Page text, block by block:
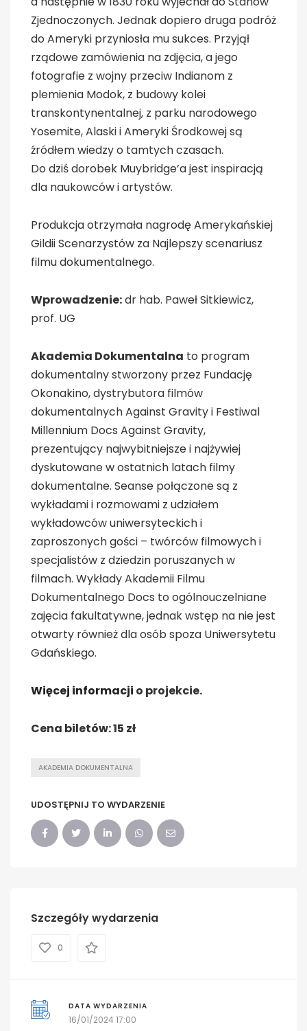
Zjednoczonych. Jednak dopiero druga podróż
do Ameryki przyniosła mu sukces. Przyjął
rządowe zamówienia na zdjęcia, a jego
fotografie z wojny przeciw Indianom z
plemienia Modok, z budowy kolei
transkontynentalnej, z parku narodowego
Yosemite, Alaski i Ameryki Środkowej są
źródłem wiedzy o tamtych czasach.
Do dziś dorobek Muybridge’a jest inspiracją
dla naukowców i artystów.
Produkcja otrzymała nagrodę Amerykańskiej
Gildii Scenarzystów za Najlepszy scenariusz
filmu dokumentalnego.
Wprowadzenie:dr hab. Paweł Sitkiewicz,
prof. UG
Akademia Dokumentalna to program
dokumentalny stworzony przez Fundację
Okonakino, dystrybutora filmów
dokumentalnych Against Gravity i Festiwal
Millennium Docs Against Gravity,
prezentujący najwybitniejsze i najżywiej
dyskutowane w ostatnich latach filmy
dokumentalne. Seanse połączone są z
wykładami i rozmowami z udziałem
wykładowców uniwersyteckich i
zaproszonych gości – twórców filmowych i
specjalistów z dziedzin poruszanych w
filmach. Wykłady Akademii Filmu
Dokumentalnego Docs to ogólnouczelniane
zajęcia fakultatywne, jednak wstęp na nie jest
otwarty również dla osób spoza Uniwersytetu
Gdańskiego.
Więcej informacji o projekcie.
Cena biletów: 15 zł
AKADEMIA DOKUMENTALNA
UDOSTĘPNIJ TO WYDARZENIE
Szczegóły wydarzenia
0
DATA WYDARZENIA
16/01/2024 17:00